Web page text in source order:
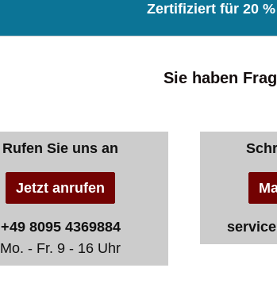
Zertifiziert für 20
Sie haben
Rufen Sie uns an
Jetzt anrufen
+49 8095 4369884
Mo. - Fr. 9 - 16 Uhr